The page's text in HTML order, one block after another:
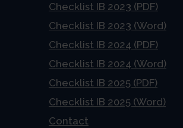
Checklist IB 2023 (PDF)
Checklist IB 2023 (Word)
Checklist IB 2024 (PDF)
Checklist IB 2024 (Word)
Checklist IB 2025 (PDF)
Checklist IB 2025 (Word)
Contact